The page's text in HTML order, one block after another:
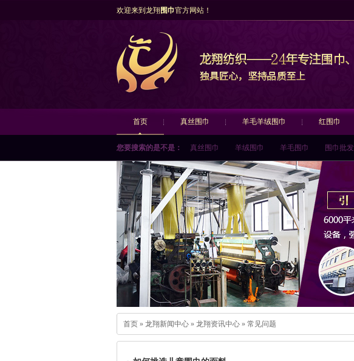
欢迎来到龙翔 围巾官方网站！
首页 真丝围巾 羊毛羊绒围巾 红围巾
您要搜索的是不是： 真丝围巾 羊绒围巾 羊毛围巾 围巾批发
首页 » 龙翔新闻中心 » 龙翔资讯中心 » 常见问题